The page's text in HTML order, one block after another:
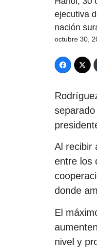
ejecutiva
nación
octubre 30,
Al recibir
entre los
donde
El
nivel y